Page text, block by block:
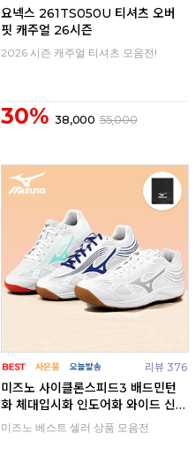
요넥스 261TS050U 티셔츠 오버
핏 캐주얼 26시즌
2026 시즌 캐주얼 티셔츠 모음전!
30% 38,000 55,000
리뷰 376
미즈노 사이클론스피드3 배드민턴
화 체대입시화 인도어화 와이드 신
발
미즈노 베스트 셀러 상품 모음전